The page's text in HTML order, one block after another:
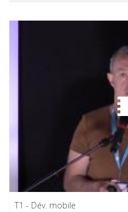
T1 - Dév. mobile